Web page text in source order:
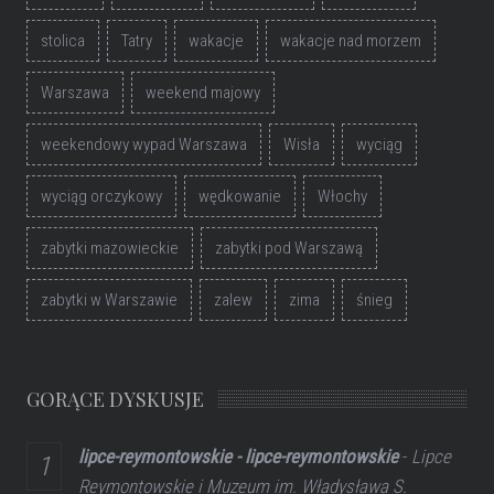
stolica Tatry wakacje wakacje nad morzem
Warszawa weekend majowy
weekendowy wypad Warszawa Wisła wyciąg
wyciąg orczykowy wędkowanie Włochy
zabytki mazowieckie zabytki pod Warszawą
zabytki w Warszawie zalew zima śnieg
GORĄCE DYSKUSJE
lipce-reymontowskie - lipce-reymontowskie- Lipce
Reymontowskie i Muzeum im. Władysława S.